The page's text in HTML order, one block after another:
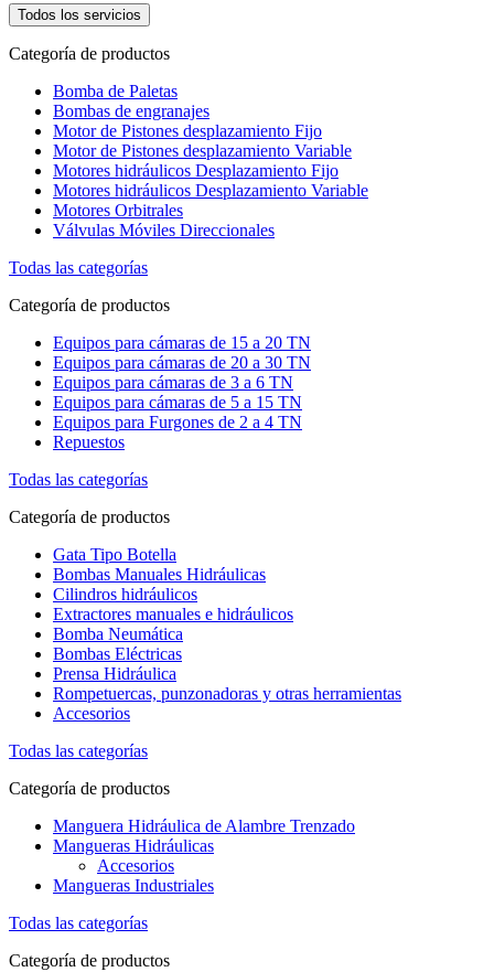
Todos los servicios
Categoría de productos
Bomba de Paletas
Bombas de engranajes
Motor de Pistones desplazamiento Fijo
Motor de Pistones desplazamiento Variable
Motores hidráulicos Desplazamiento Fijo
Motores hidráulicos Desplazamiento Variable
Motores Orbitrales
Válvulas Móviles Direccionales
Todas las categorías
Categoría de productos
Equipos para cámaras de 15 a 20 TN
Equipos para cámaras de 20 a 30 TN
Equipos para cámaras de 3 a 6 TN
Equipos para cámaras de 5 a 15 TN
Equipos para Furgones de 2 a 4 TN
Repuestos
Todas las categorías
Categoría de productos
Gata Tipo Botella
Bombas Manuales Hidráulicas
Cilindros hidráulicos
Extractores manuales e hidráulicos
Bomba Neumática
Bombas Eléctricas
Prensa Hidráulica
Rompetuercas, punzonadoras y otras herramientas
Accesorios
Todas las categorías
Categoría de productos
Manguera Hidráulica de Alambre Trenzado
Mangueras Hidráulicas
Accesorios
Mangueras Industriales
Todas las categorías
Categoría de productos